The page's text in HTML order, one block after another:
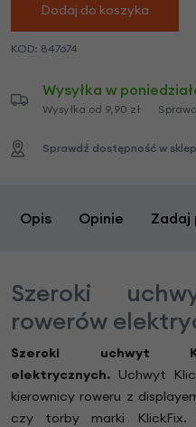
Dodaj do koszyka
KOD: 847674
Wysyłka w
Wysyłka od 9,90 zł
Sprawdź dostępność w
Opis Opinie Zadaj
Szeroki
rowerów
Szeroki uchwyt
elektrycznych. Uchwyt
kierownicy roweru z
czy torby marki KlickFix.